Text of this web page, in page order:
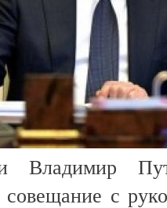
Владимир
с